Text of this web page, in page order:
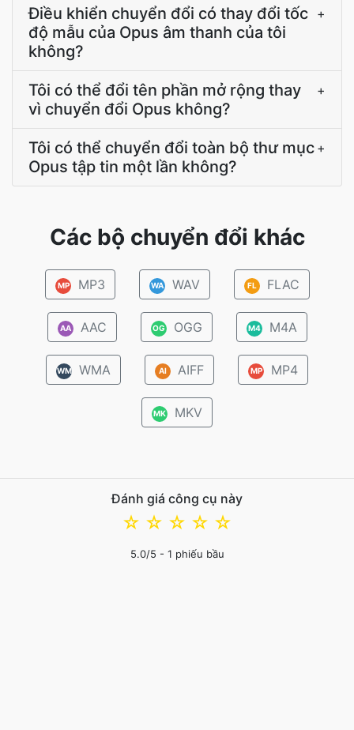
Điều khiển chuyển đổi có thay đổi tốc
độ mẫu của Opus âm thanh của tôi
không?
+
Tôi có thể đổi tên phần mở rộng thay
vì chuyển đổi Opus không?
+
Tôi có thể chuyển đổi toàn bộ thư mục
Opus tập tin một lần không?
+
Các bộ chuyển đổi khác
MP MP3 WA WAV FL FLAC
AA AAC OG OGG M4 M4A
WM WMA AI AIFF MP MP4
MK MKV
Đánh giá công cụ này
☆
☆
☆
☆
☆
5.0/5 - 1 phiếu bầu